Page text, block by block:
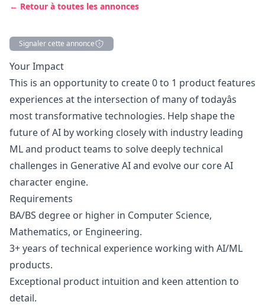
← Retour à toutes les annonces
Signaler cette annonce
Description
Your Impact
This is an opportunity to create 0 to 1 product features
experiences at the intersection of many of todayâs
most transformative technologies. Help shape the
future of AI by working closely with industry leading
ML and product teams to solve deeply technical
challenges in Generative AI and evolve our core AI
character engine.
Requirements
BA/BS degree or higher in Computer Science,
Mathematics, or Engineering.
3+ years of technical experience working with AI/ML
products.
Exceptional product intuition and keen attention to
detail.